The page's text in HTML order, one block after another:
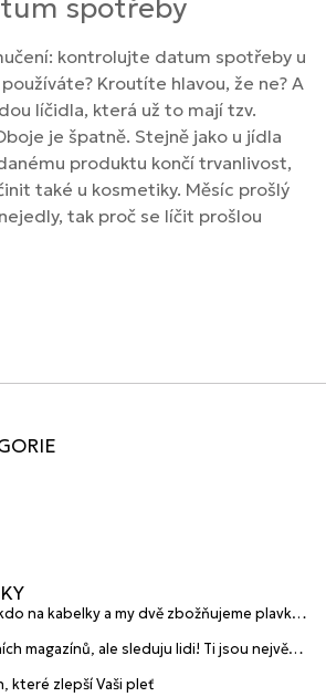
spotřeby
kontrolujte datum spotřeby u
Kroutíte hlavou, že ne? A
líčidla, která už to mají tzv.
je špatně. Stejně jako u jídla
produktu končí trvanlivost,
také u kosmetiky. Měsíc prošlý
tak proč se líčit prošlou
na kabelky a my dvě zbožňujeme plavky“
magazínů, ale sleduju lidi! Ti jsou největší
které zlepší Vaši pleť